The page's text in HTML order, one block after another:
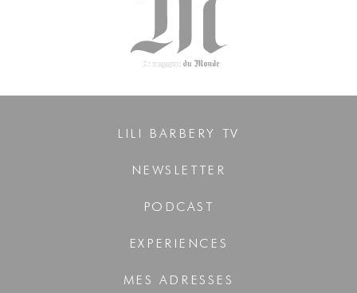
LILI BARBERY TV
NEWSLETTER
PODCAST
EXPERIENCES
MES ADRESSES